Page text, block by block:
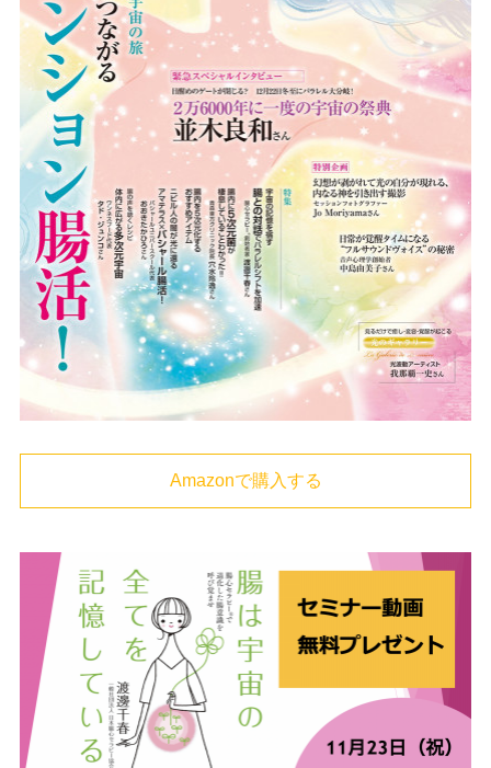
Amazonで購入する